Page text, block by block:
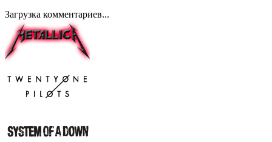
Загрузка комментариев...